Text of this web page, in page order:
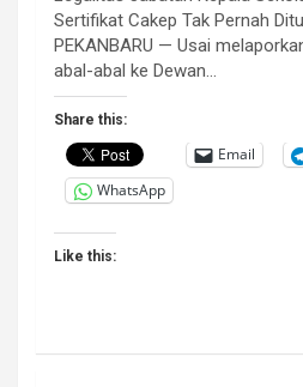
Sertifikat Cakep Tak Pernah
PEKANBARU — Usai
abal-abal ke Dewan…
Share this:
Email
WhatsApp
Like this: